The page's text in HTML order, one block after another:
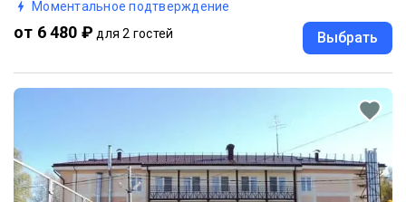
Моментальное подтверждение
от 6 480 ₽ для 2 гостей Выбрать